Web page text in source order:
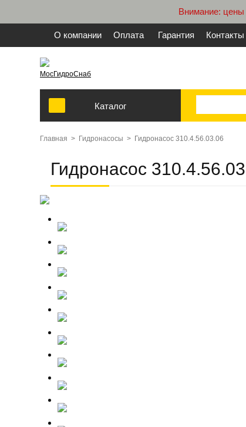
Внимание:
О компании Оплата Гарантия Контакты
МосГидроСнаб
Каталог
Главная > Гидронасосы > Гидронасос 310.4.56.03.06
Гидронасос